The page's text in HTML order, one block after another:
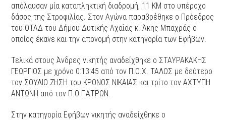
απόλαυσαν μία καταπληκτική διαδρομή, 11 ΚΜ στο υπέροχο
δάσος της Στροφιλίας. Στον Αγώνα παραβρέθηκε ο Πρόεδρος
του ΟΤΑΔ του Δήμου Δυτικής Αχαΐας κ. Άκης Μπαχράς ο
οποίος έκανε και την απονομή στην κατηγορία των Εφήβων.
Τελικά στους Άνδρες νικητής αναδείχθηκε ο ΣΤΑΥΡΑΚΑΚΗΣ
ΓΕΩΡΓΙΟΣ με χρόνο 0:13:45 από τον Π.Ο.Χ. ΤΑΛΩΣ με δεύτερο
τον ΣΟΥΛΙΟ ΖΗΣΗ του ΚΡΟΝΟΣ ΝΙΚΑΙΑΣ και τρίτο τον ΑΧΤΥΠΗ
ΑΝΤΩΝΗ από τον Π.Ο.ΠΑΤΡΩΝ.
Στην κατηγορία Εφήβων νικητής αναδείχθηκε ο